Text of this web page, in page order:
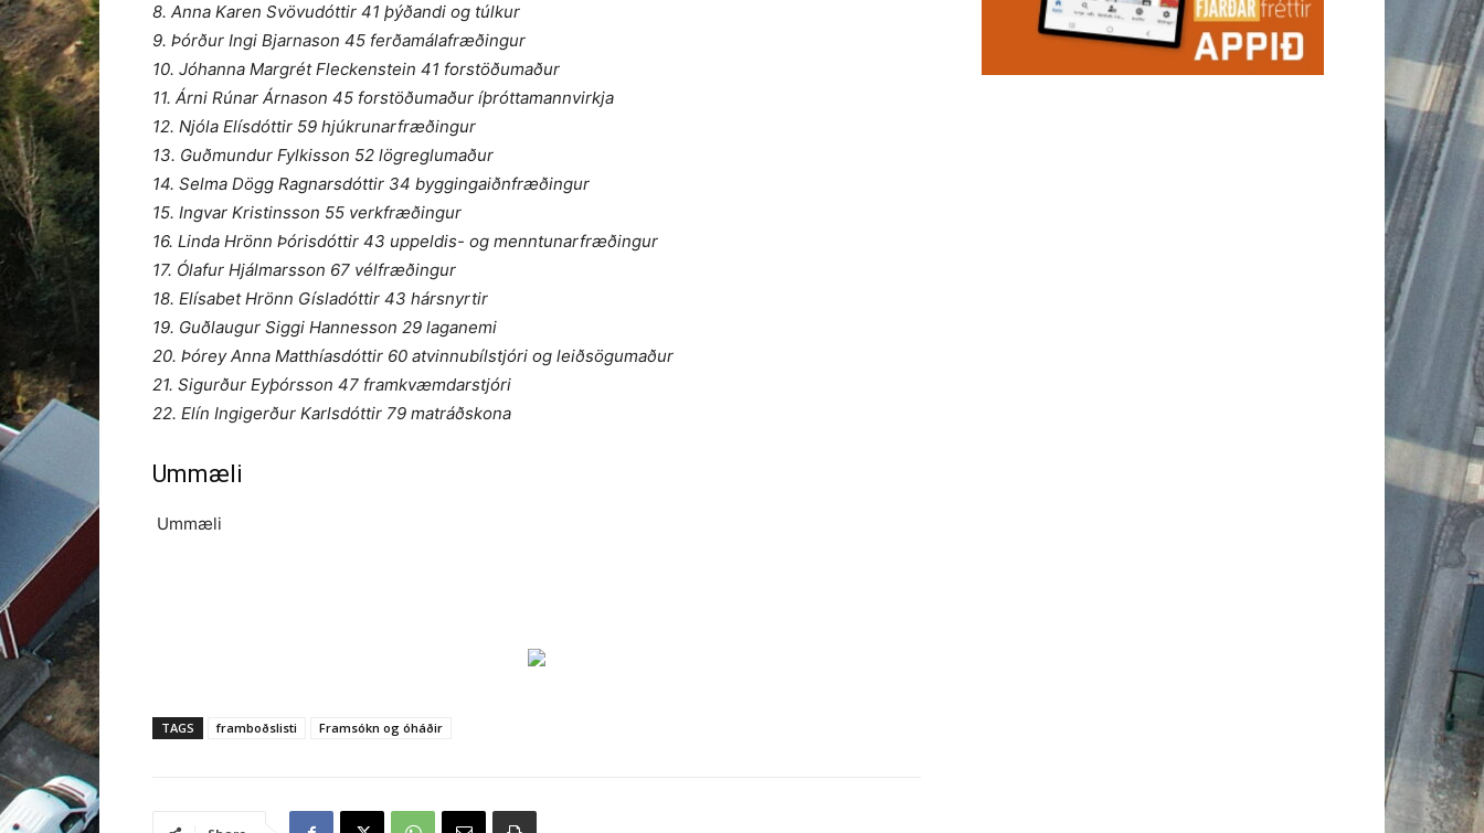
8. Anna Karen Svövudóttir 41 þýðandi og túlkur
9. Þórður Ingi Bjarnason 45 ferðamálafræðingur
10. Jóhanna Margrét Fleckenstein 41 forstöðumaður
11. Árni Rúnar Árnason 45 forstöðumaður íþróttamannvirkja
12. Njóla Elísdóttir 59 hjúkrunarfræðingur
13. Guðmundur Fylkisson 52 lögreglumaður
14. Selma Dögg Ragnarsdóttir 34 byggingaiðnfræðingur
15. Ingvar Kristinsson 55 verkfræðingur
16. Linda Hrönn Þórisdóttir 43 uppeldis- og menntunarfræðingur
17. Ólafur Hjálmarsson 67 vélfræðingur
18. Elísabet Hrönn Gísladóttir 43 hársnyrtir
19. Guðlaugur Siggi Hannesson 29 laganemi
20. Þórey Anna Matthíasdóttir 60 atvinnubílstjóri og leiðsögumaður
21. Sigurður Eyþórsson 47 framkvæmdarstjóri
22. Elín Ingigerður Karlsdóttir 79 matráðskona
Ummæli
Ummæli